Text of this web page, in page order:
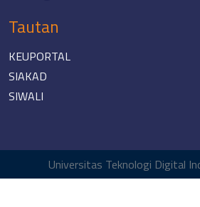
Tautan
KEUPORTAL
SIAKAD
SIWALI
Universitas Teknologi Digital